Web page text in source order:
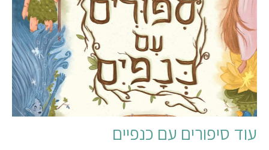
עוד סיפורים עם כנפיים